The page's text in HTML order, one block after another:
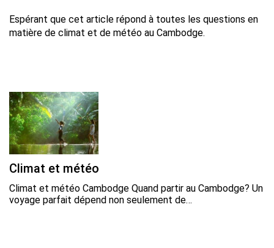
Espérant que cet article répond à toutes les questions en
matière de climat et de météo au Cambodge.
Climat et météo
Climat et météo Cambodge Quand partir au Cambodge? Un
voyage parfait dépend non seulement de…